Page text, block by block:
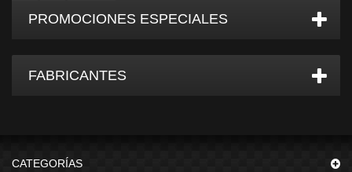
PROMOCIONES ESPECIALES
FABRICANTES
CATEGORÍAS